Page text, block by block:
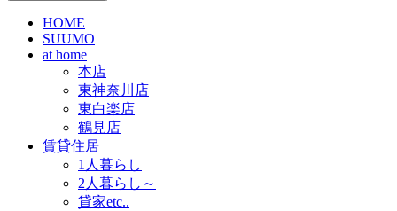
HOME
SUUMO
at home
本店
東神奈川店
東白楽店
鶴見店
賃貸住居
1人暮らし
2人暮らし～
貸家etc..